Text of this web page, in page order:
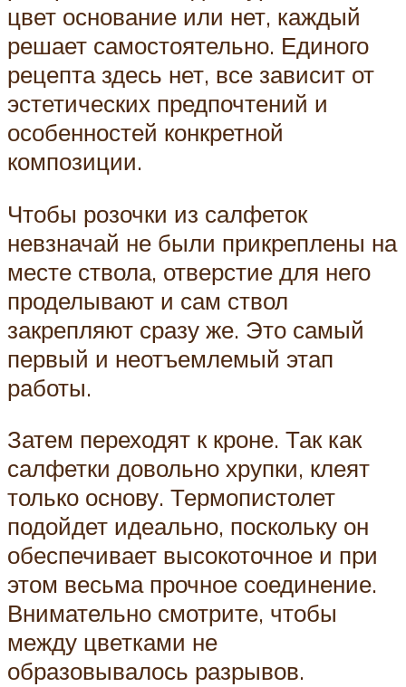
цвет основание или нет, каждый
решает самостоятельно. Единого
рецепта здесь нет, все зависит от
эстетических предпочтений и
особенностей конкретной
композиции.
Чтобы розочки из салфеток
невзначай не были прикреплены на
месте ствола, отверстие для него
проделывают и сам ствол
закрепляют сразу же. Это самый
первый и неотъемлемый этап
работы.
Затем переходят к кроне. Так как
салфетки довольно хрупки, клеят
только основу. Термопистолет
подойдет идеально, поскольку он
обеспечивает высокоточное и при
этом весьма прочное соединение.
Внимательно смотрите, чтобы
между цветками не
образовывалось разрывов.